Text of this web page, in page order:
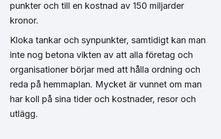
punkter och till en kostnad av 150 miljarder
kronor.
Kloka tankar och synpunkter, samtidigt kan man
inte nog betona vikten av att alla företag och
organisationer börjar med att hålla ordning och
reda på hemmaplan. Mycket är vunnet om man
har koll på sina tider och kostnader, resor och
utlägg.